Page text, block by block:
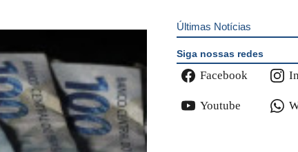
Últimas Notícias
Siga nossas redes
Facebook
Youtube